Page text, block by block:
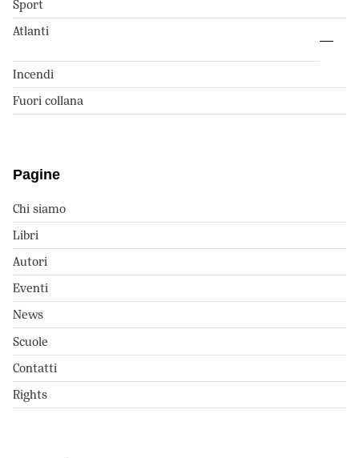
Sport
Atlanti
Incendi
Fuori collana
Pagine
Chi siamo
Libri
Autori
Eventi
News
Scuole
Contatti
Rights